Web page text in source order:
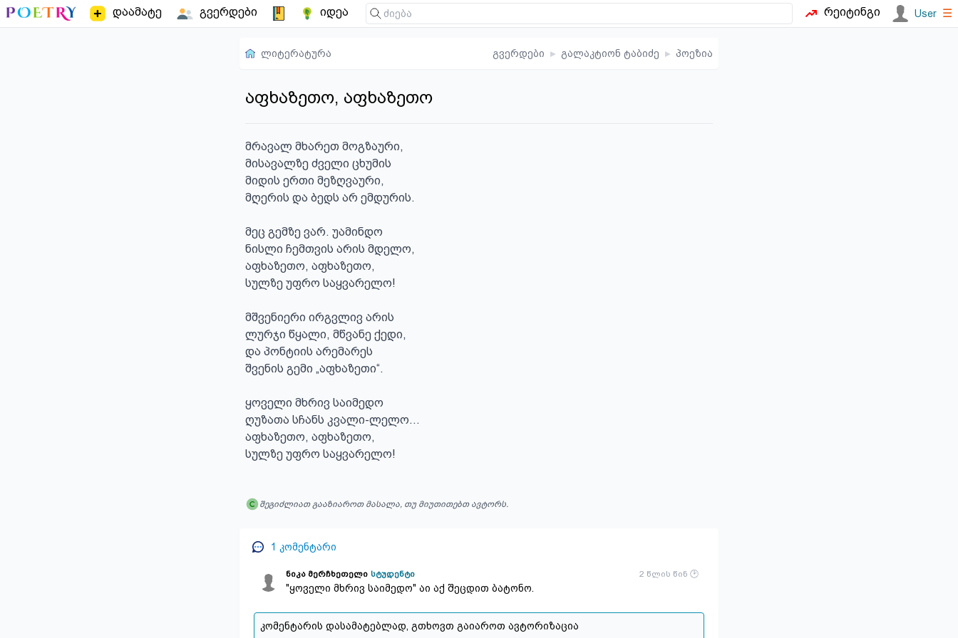
დაამატე გვერდები იდეა რეიტინგი User ☰
ლიტერატურა გვერდები ▸ გალაკტიონ ტაბიძე ▸ პოეზია
აფხაზეთო, აფხაზეთო
მრავალ მხარეთ მოგზაური,
მისავალზე ძველი ცხუმის
მიდის ერთი მეზღვაური,
მღერის და ბედს არ ემდურის.
მეც გემზე ვარ. უამინდო
ნისლი ჩემთვის არის მდელო,
აფხაზეთო, აფხაზეთო,
სულზე უფრო საყვარელო!
მშვენიერი ირგვლივ არის
ლურჯი წყალი, მწვანე ქედი,
და პონტიის არემარეს
შვენის გემი „აფხაზეთი“.
ყოველი მხრივ საიმედო
ღუზათა სჩანს კვალი-ლელო...
აფხაზეთო, აფხაზეთო,
სულზე უფრო საყვარელო!
შეგიძლიათ გააზიაროთ მასალა, თუ მიუთითებთ ავტორს.
1 კომენტარი
ნიკა მერჩხეთელი სტუდენტი 2 წლის წინ
"ყოველი მხრივ საიმედო" აი აქ შეცდით ბატონო.